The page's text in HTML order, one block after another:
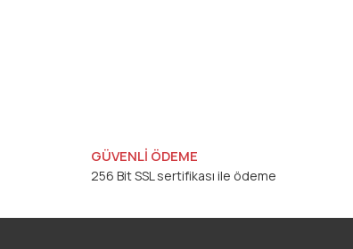
GÜVENLİ ÖDEME
256 Bit SSL sertifikası ile ödeme